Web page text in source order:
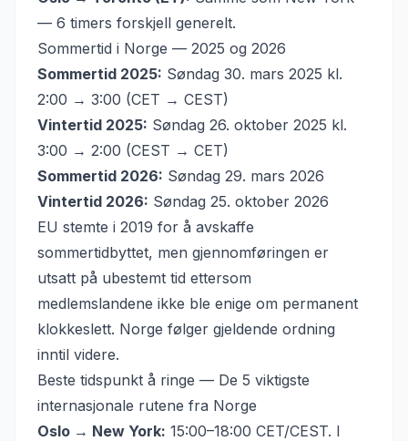
— 6 timers forskjell generelt.
Sommertid i Norge — 2025 og 2026
Sommertid 2025: Søndag 30. mars 2025 kl.
2:00 → 3:00 (CET → CEST)
Vintertid 2025: Søndag 26. oktober 2025 kl.
3:00 → 2:00 (CEST → CET)
Sommertid 2026: Søndag 29. mars 2026
Vintertid 2026: Søndag 25. oktober 2026
EU stemte i 2019 for å avskaffe
sommertidbyttet, men gjennomføringen er
utsatt på ubestemt tid ettersom
medlemslandene ikke ble enige om permanent
klokkeslett. Norge følger gjeldende ordning
inntil videre.
Beste tidspunkt å ringe — De 5 viktigste
internasjonale rutene fra Norge
Oslo → New York: 15:00–18:00 CET/CEST. I